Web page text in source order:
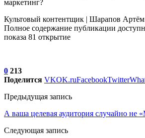
Культовый контентщик | Шарапов Артём
Полное содержание публикации
показа 81 открытие
0 213
Поделится VKOK.ruFacebookTwitter
Предыдущая запись
А ваша целевая аудитория случайно не
Следующая запись